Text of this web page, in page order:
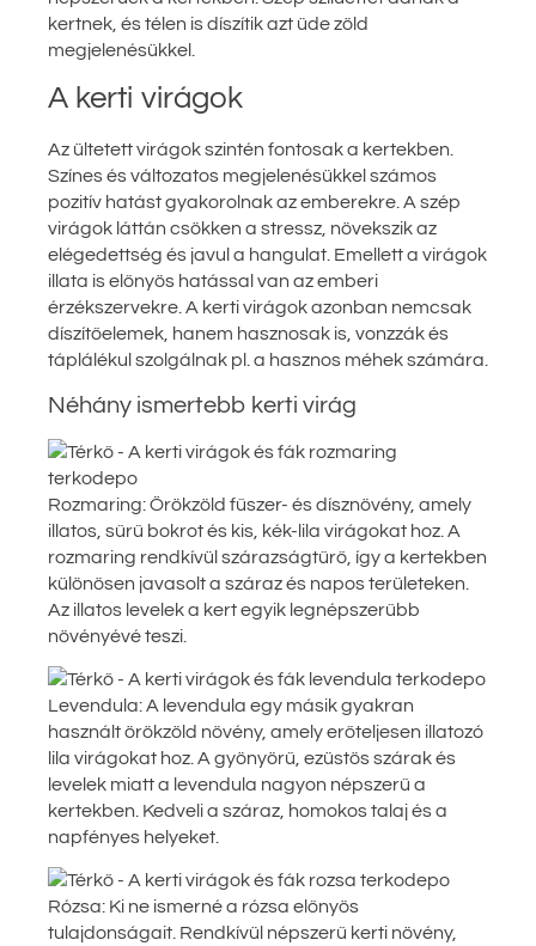
kertnek, és télen is díszítik azt üde zöld
megjelenésükkel.
A kerti virágok
Az ültetett virágok szintén fontosak a kertekben.
Színes és változatos megjelenésükkel számos
pozitív hatást gyakorolnak az emberekre. A szép
virágok láttán csökken a stressz, növekszik az
elégedettség és javul a hangulat. Emellett a virágok
illata is előnyös hatással van az emberi
érzékszervekre. A kerti virágok azonban nemcsak
díszítőelemek, hanem hasznosak is, vonzzák és
táplálékul szolgálnak pl. a hasznos méhek számára.
Néhány ismertebb kerti virág
Rozmaring: Örökzöld fűszer- és dísznövény, amely
illatos, sűrű bokrot és kis, kék-lila virágokat hoz. A
rozmaring rendkívül szárazságtűrő, így a kertekben
különösen javasolt a száraz és napos területeken.
Az illatos levelek a kert egyik legnépszerűbb
növényévé teszi.
Levendula: A levendula egy másik gyakran
használt örökzöld növény, amely erőteljesen illatozó
lila virágokat hoz. A gyönyörű, ezüstös szárak és
levelek miatt a levendula nagyon népszerű a
kertekben. Kedveli a száraz, homokos talaj és a
napfényes helyeket.
Rózsa: Ki ne ismerné a rózsa előnyös
tulajdonságait. Rendkívül népszerű kerti növény,